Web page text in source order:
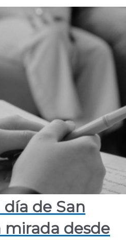
de San
desde